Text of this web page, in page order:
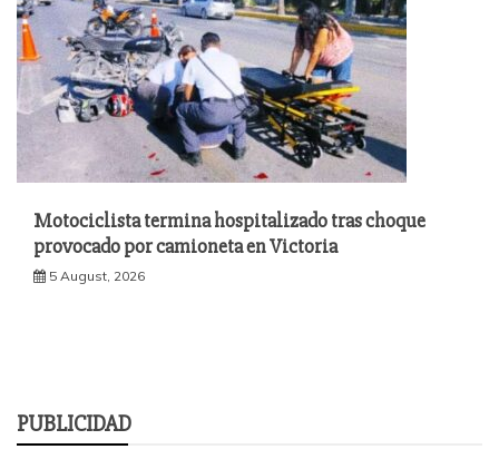
Motociclista termina hospitalizado tras choque
provocado por camioneta en Victoria
5 August, 2026
PUBLICIDAD